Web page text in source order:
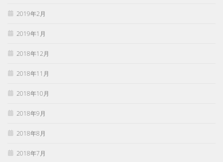
2019年2月
2019年1月
2018年12月
2018年11月
2018年10月
2018年9月
2018年8月
2018年7月